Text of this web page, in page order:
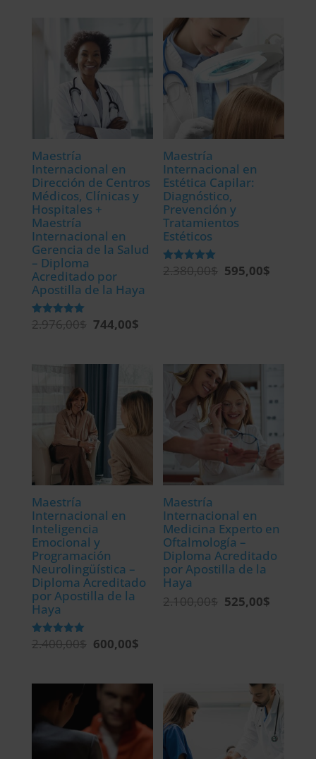
era:
3.120,00$.
es:
780,00$.
era:
2.100,00$.
Maestría
Internacional en
Dirección de Centros
Médicos, Clínicas y
Hospitales +
Maestría
Internacional en
Gerencia de la Salud
– Diploma
Acreditado por
Apostilla de la Haya
Valorado
con
2.976,00$ El
2.976,00$.
744,00$El
744,00$.
Maestría
Internacional en
Estética Capilar:
Diagnóstico,
Prevención y
Tratamientos
Estéticos
Valorado
con
2.380,00$ El
595,00$
Maestría
Internacional en
Inteligencia
Emocional y
Programación
Neurolingüística –
Diploma Acreditado
por Apostilla de la
Haya
Valorado
2.400,00$ El
era:
2.400,00$.
600,00$El
600,00$.
Maestría
Internacional en
Medicina Experto en
Oftalmología –
Diploma Acreditado
por Apostilla de la
Haya
2.100,00$ El
525,00$